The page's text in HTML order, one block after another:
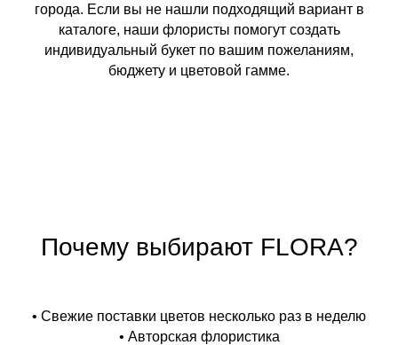
города. Если вы не нашли подходящий вариант в
каталоге, наши флористы помогут создать
индивидуальный букет по вашим пожеланиям,
бюджету и цветовой гамме.
Почему выбирают FLORA?
• Свежие поставки цветов несколько раз в неделю
• Авторская флористика